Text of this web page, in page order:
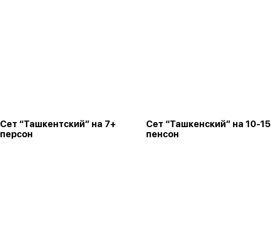
Сет “Ташкентский” на 7+
персон
Сет “Ташкенский” на 10-15
пенсон